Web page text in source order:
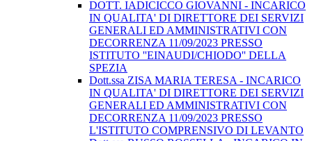
DOTT. IADICICCO GIOVANNI - INCARICO
IN QUALITA' DI DIRETTORE DEI SERVIZI
GENERALI ED AMMINISTRATIVI CON
DECORRENZA 11/09/2023 PRESSO
ISTITUTO ''EINAUDI/CHIODO'' DELLA
SPEZIA
Dott.ssa ZISA MARIA TERESA - INCARICO
IN QUALITA' DI DIRETTORE DEI SERVIZI
GENERALI ED AMMINISTRATIVI CON
DECORRENZA 11/09/2023 PRESSO
L'ISTITUTO COMPRENSIVO DI LEVANTO